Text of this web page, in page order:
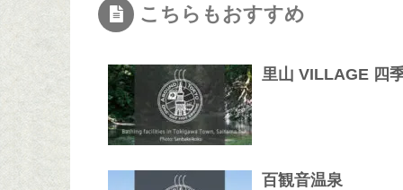
こちらもおすすめ
里山 VILLAGE 四
百観音温泉